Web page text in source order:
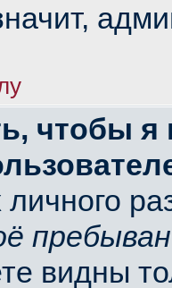
чтобы
личного
видны